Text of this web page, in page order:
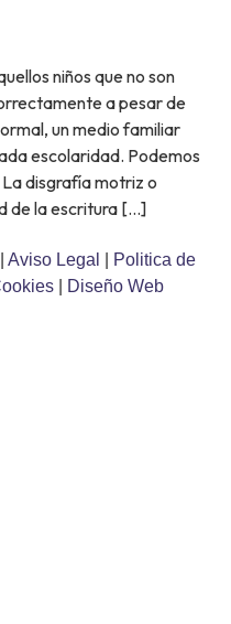
niños que no son
a pesar de
un medio familiar
escolaridad. Podemos
disgrafía motriz o
de la escritura […]
Aviso Legal
Politica de
Diseño Web